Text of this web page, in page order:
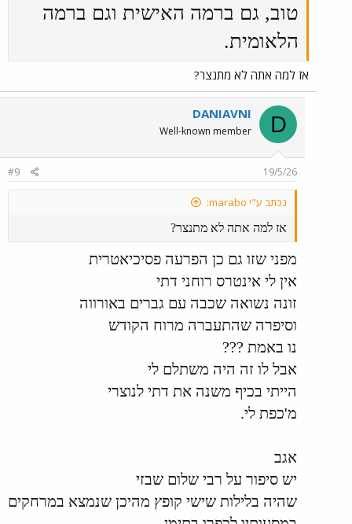
טוב, גם ברמה האישית וגם ברמה
הלאומית.
אז למה אתה לא מתנצר?
D
DANIAVNI
Well-known member
19/5/26
#9
נכתב ע"י marabo:
אז למה אתה לא מתנצר?
מפני שזו גם כן הפרעה פסיכיאטרית
אין לי אינטרס רוחני דתי
זונה נשואה שכבה עם גברים באורווה
וסיפרה שהתעברה מרוח הקודש
נו באמת ???
אבל לו זה היה משתלם לי
הייתי בכיף משנה את דתי לנוצרי
מ'כפת לי.
אגב
יש סיפור על רבי שלום שבזי
שהיה בלילות שישי קופץ מהיכן שנמצא במרחקים